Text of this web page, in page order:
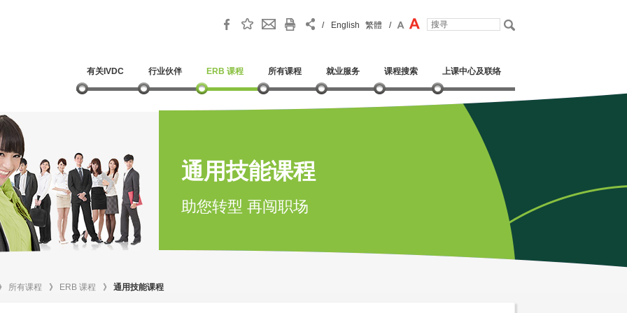
/ English 繁體 /
有关IVDC 行业伙伴 ERB 课程 所有课程 就业服务 课程搜索 上课中心及联络
通用技能课程
助您转型 再闯职场
所有课程 》 ERB 课程 》 通用技能课程